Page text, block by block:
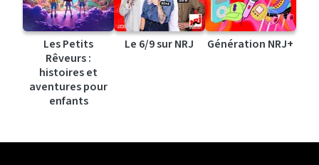
Les Petits
Rêveurs :
histoires et
aventures pour
enfants
Le 6/9 sur NRJ Génération NRJ+